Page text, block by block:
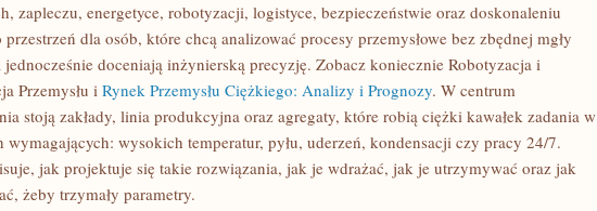
zapleczu, energetyce, robotyzacji, logistyce, bezpieczeństwie oraz doskonaleniu
przestrzeń dla osób, które chcą analizować procesy przemysłowe bez zbędnej mgły
doceniają inżynierską precyzję. Zobacz koniecznie Robotyzacja i
Przemysłu i Rynek Przemysłu Ciężkiego: Analizy i Prognozy. W centrum
stoją zakłady, linia produkcyjna oraz agregaty, które robią ciężki kawałek zadania w
wymagających: wysokich temperatur, pyłu, uderzeń, kondensacji czy pracy 24/7.
jak projektuje się takie rozwiązania, jak je wdrażać, jak je utrzymywać oraz jak
żeby trzymały parametry.